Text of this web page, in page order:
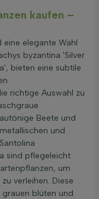
kaufen –
elegante Wahl
byzantina 'Silver
bieten eine subtile
richtige Auswahl zu
Beete und
und
sind pflegeleicht
um
verleihen. Diese
blüten und